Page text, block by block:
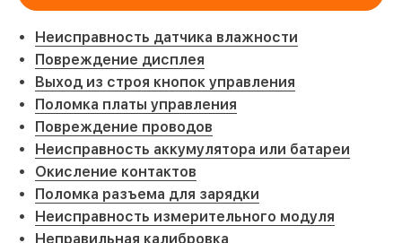
Неисправность датчика влажности
Повреждение дисплея
Выход из строя кнопок управления
Поломка платы управления
Повреждение проводов
Неисправность аккумулятора или батареи
Окисление контактов
Поломка разъема для зарядки
Неисправность измерительного модуля
Неправильная калибровка